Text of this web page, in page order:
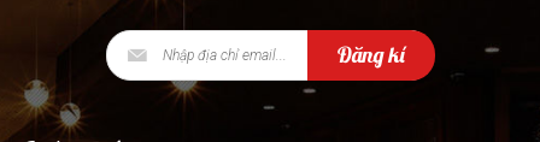
Đăng kí